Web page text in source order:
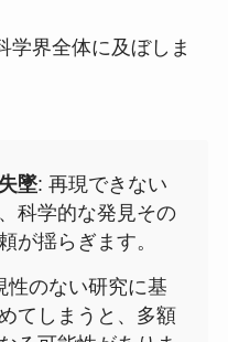
学界全体に及ぼしま
墜: 再現できない
科学的な発見その
が揺らぎます。
性のない研究に基
てしまうと、多額